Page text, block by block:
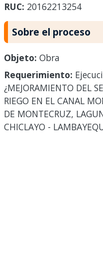
RUC: 20162213254
Sobre el proceso
Objeto: Obra
Requerimiento:
¿MEJORAMIENTO DEL
RIEGO EN EL CANAL
DE MONTECRUZ,
CHICLAYO -